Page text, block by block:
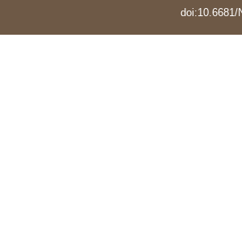
doi:10.6681/